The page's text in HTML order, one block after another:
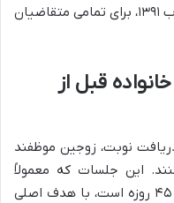
با ماده ۲۵ قانون حمایت خانواده مصوب ۱۳۹۱، برای تمامی متقاضیان
قبل از
نوبت، زوجین موظفند
این جلسات که معمولاً
شامل ۵ جلسه در طول یک بازه زمانی ۴۵ روزه است، با هدف اصلی